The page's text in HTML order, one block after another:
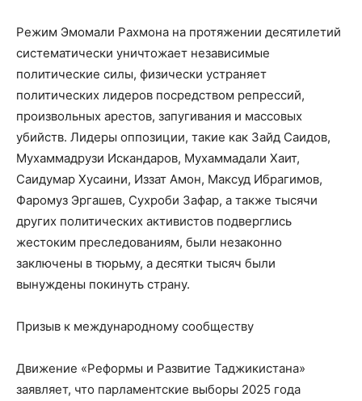
Режим Эмомали Рахмона на протяжении десятилетий
систематически уничтожает независимые
политические силы, физически устраняет
политических лидеров посредством репрессий,
произвольных арестов, запугивания и массовых
убийств. Лидеры оппозиции, такие как Зайд Саидов,
Мухаммадрузи Искандаров, Мухаммадали Хаит,
Саидумар Хусаини, Иззат Амон, Максуд Ибрагимов,
Фаромуз Эргашев, Сухроби Зафар, а также тысячи
других политических активистов подверглись
жестоким преследованиям, были незаконно
заключены в тюрьму, а десятки тысяч были
вынуждены покинуть страну.
Призыв к международному сообществу
Движение «Реформы и Развитие Таджикистана»
заявляет, что парламентские выборы 2025 года